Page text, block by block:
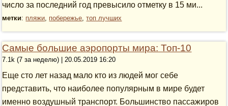
число за последний год превысило отметку в 15 ми...
метки: пляжи, побережье,топ лучших
Самые большие аэропорты мира: Топ-10
7.1k (7 за неделю) | 20.05.2019 16:20
Еще сто лет назад мало кто из людей мог себе
представить, что наиболее популярным в мире будет
именно воздушный транспорт. Большинство пассажиров